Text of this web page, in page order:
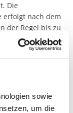
sowie
um die
Die
erfolgt nach dem
der Regel bis zu
Möglichkeit seine
und
eine
haben, sowohl